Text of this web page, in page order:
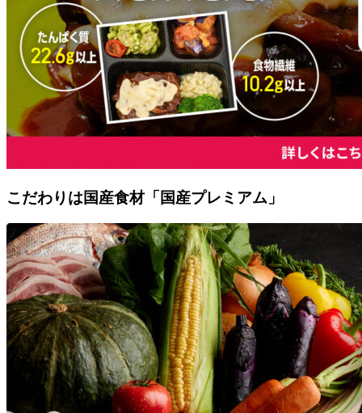
こだわりは国産食材「国産プレミアム」